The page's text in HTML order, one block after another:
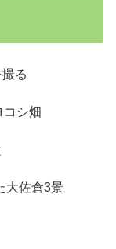
る
シ畑
大佐倉3景